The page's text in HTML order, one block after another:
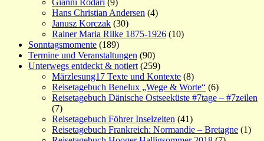
Hans Christian Andersen (4)
Janusz Korczak (30)
Rainer Maria Rilke 1875-1926 (10)
Sonntagsmomente (189)
Termine und Veranstaltungen (90)
Unterwegs entdeckt & notiert (259)
Märzlesung17 Texte und Kontexte (8)
Reisetagebuch Benelux „Wege & Worte“ (6)
Reisetagebuch Dänische Ostseeküste #7tage – #7zeilen
(7)
Reisetagebuch Föhrer Inselzeiten (41)
Reisetagebuch Frankreich: Normandie – Bretagne (1)